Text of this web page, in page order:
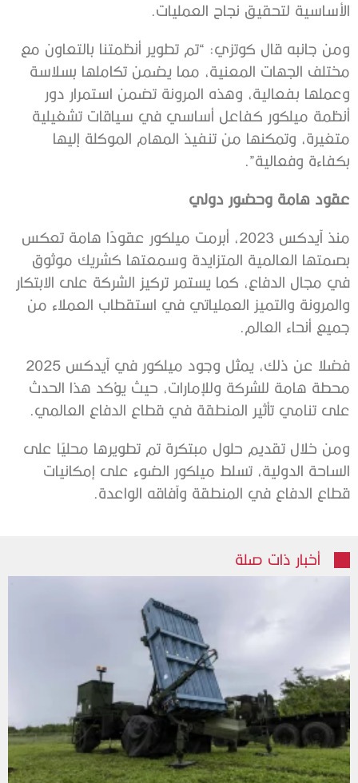
الأساسية لتحقيق نجاح العمليات.
ومن جانبه قال كوتزي: “تم تطوير أنظمتنا بالتعاون مع
مختلف الجهات المعنية، مما يضمن تكاملها بسلاسة
وعملها بفعالية، وهذه المرونة تضمن استمرار دور
أنظمة ميلكور كفاعل أساسي في سياقات تشغيلية
متغيرة، وتمكنها من تنفيذ المهام الموكلة إليها
بكفاءة وفعالية”.
عقود هامة وحضور دولي
منذ آيدكس 2023، أبرمت ميلكور عقودًا هامة تعكس
بصمتها العالمية المتزايدة وسمعتها كشريك موثوق
في مجال الدفاع، كما يستمر تركيز الشركة على الابتكار
والمرونة والتميز العملياتي في استقطاب العملاء من
جميع أنحاء العالم.
فضلا عن ذلك، يمثل وجود ميلكور في آيدكس 2025
محطة هامة للشركة وللإمارات، حيث يؤكد هذا الحدث
على تنامي تأثير المنطقة في قطاع الدفاع العالمي.
ومن خلال تقديم حلول مبتكرة تم تطويرها محليًا على
الساحة الدولية، تسلط ميلكور الضوء على إمكانيات
قطاع الدفاع في المنطقة وآفاقه الواعدة.
أخبار ذات صلة